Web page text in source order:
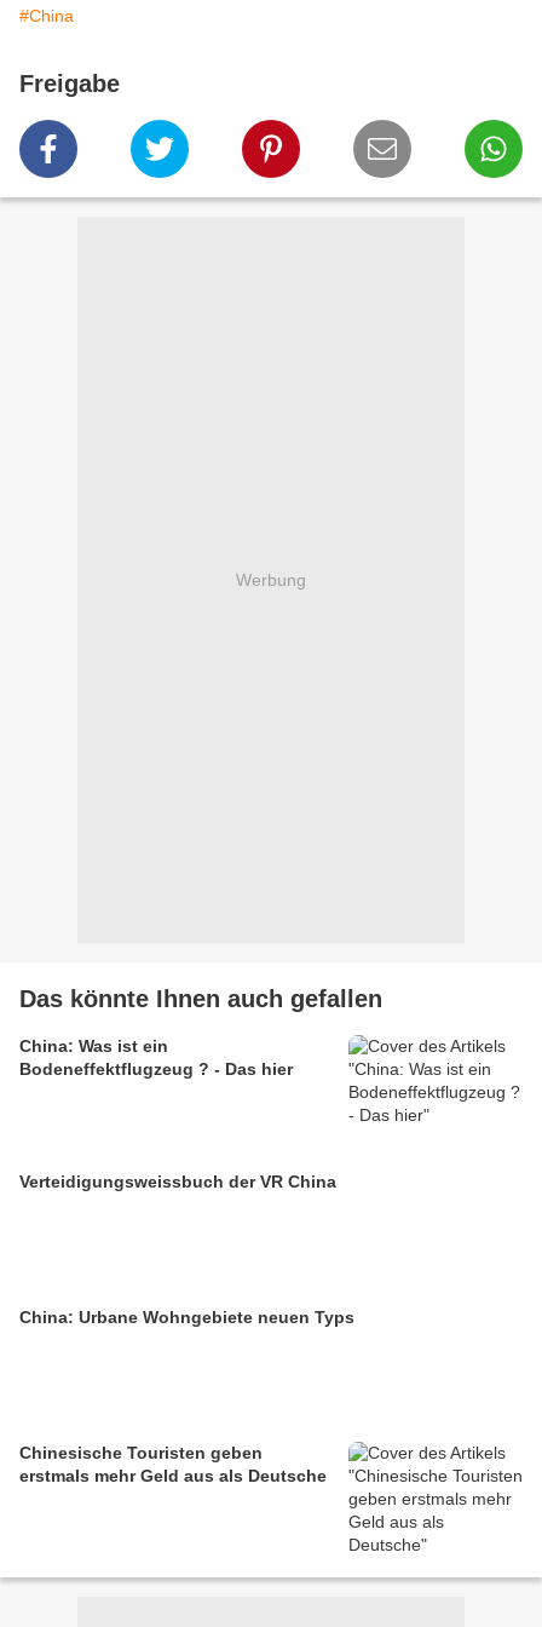
#China
Freigabe
Werbung
Das könnte Ihnen auch gefallen
China: Was ist ein
Bodeneffektflugzeug ? - Das hier
Verteidigungsweissbuch der VR China
China: Urbane Wohngebiete neuen Typs
Chinesische Touristen geben
erstmals mehr Geld aus als Deutsche